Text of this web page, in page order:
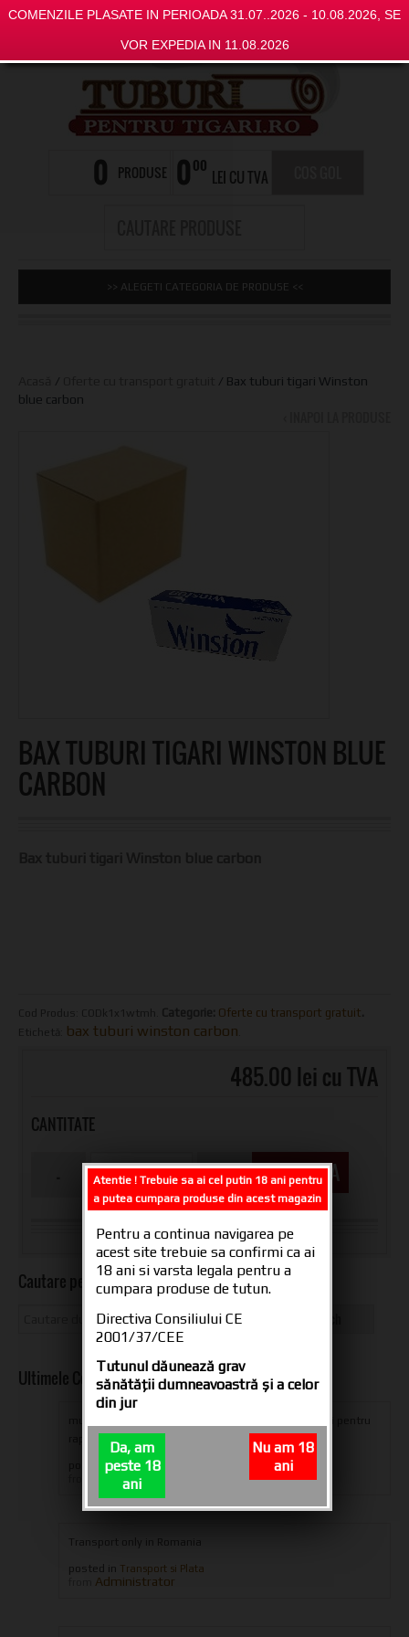
COMENZILE PLASATE IN PERIOADA 31.07..2026 - 10.08.2026, SE
VOR EXPEDIA IN 11.08.2026
0 PRODUSE 000
LEI CU TVA
>> ALEGETI CATEGORIA DE PRODUSE <<
/
/ Bax tuburi tigari Winston
blue carbon
BAX TUBURI TIGARI WINSTON BLUE
CARBON
Oferte cu transport gratuit
bax tuburi winston carbon
485.00 lei cu TVA
CANTITATE
CUMPARA
Cautare pe site
Ultimele Comentarii
multumesc din suflet oameni dragi pentru produs si pentru
posted inTuburi tigari CARTEL 200
iulian eugen
Transport only in Romania
posted in Transport si Plata
Administrator
Atentie ! Trebuie sa ai cel putin 18 ani pentru
a putea cumpara produse din acest magazin
Pentru a continua navigarea pe
acest site trebuie sa confirmi ca ai
18 ani si varsta legala pentru a
cumpara produse de tutun.
Directiva Consiliului CE
2001/37/CEE
Tutunul dăunează grav
sănătăţii dumneavoastră şi a celor
din jur
Da, am
peste 18
ani
Nu am 18
ani